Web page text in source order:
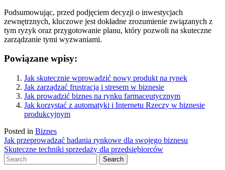
Podsumowując, przed podjęciem decyzji o inwestycjach
zewnętrznych, kluczowe jest dokładne zrozumienie związanych z
tym ryzyk oraz przygotowanie planu, który pozwoli na skuteczne
zarządzanie tymi wyzwaniami.
Powiązane wpisy:
Jak skutecznie wprowadzić nowy produkt na rynek
Jak zarządzać frustracją i stresem w biznesie
Jak prowadzić biznes na rynku farmaceutycznym
Jak korzystać z automatyki i Internetu Rzeczy w biznesie
produkcyjnym
Posted in Biznes
Nawigacja
wpisu
Jak przeprowadzać badania rynkowe dla swojego biznesu
Skuteczne techniki sprzedaży dla przedsiębiorców